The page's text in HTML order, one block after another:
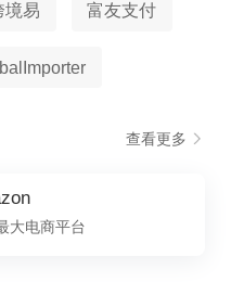
境易 富友支付
查看更多
大电商平台